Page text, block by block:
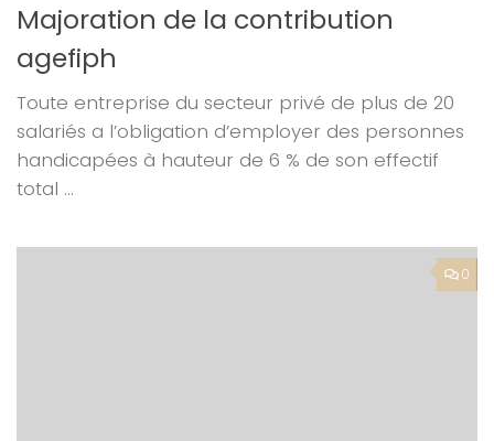
Majoration de la contribution
agefiph
Toute entreprise du secteur privé de plus de 20
salariés a l’obligation d’employer des personnes
handicapées à hauteur de 6 % de son effectif
total …
0